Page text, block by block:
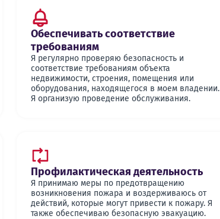
Обеспечивать соответствие
требованиям
Я регулярно проверяю безопасность и
соответствие требованиям объекта
недвижимости, строения, помещения или
оборудования, находящегося в моем владении.
Я организую проведение обслуживания.
Профилактическая деятельность
Я принимаю меры по предотвращению
возникновения пожара и воздерживаюсь от
действий, которые могут привести к пожару. Я
также обеспечиваю безопасную эвакуацию.